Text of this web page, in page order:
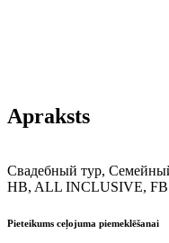
Apraksts
Свадебный тур,
HB, ALL INCLUSIVE, FB
Pieteikums ceļojuma piemeklēšanai